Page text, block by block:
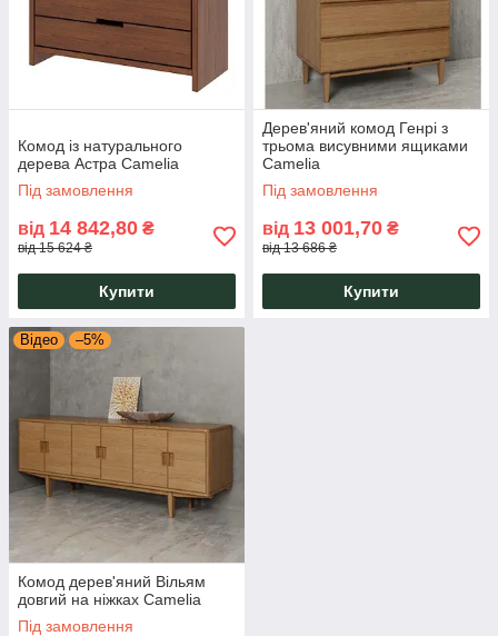
Комод із натурального
дерева Астра Camelia
Під замовлення
від 14 842,80 ₴
від 15 624 ₴
Купити
Дерев'яний комод Генрі з
трьома висувними ящиками
Camelia
Під замовлення
від 13 001,70 ₴
від 13 686 ₴
Купити
Відео –5%
Комод дерев'яний Вільям
довгий на ніжках Camelia
Під замовлення